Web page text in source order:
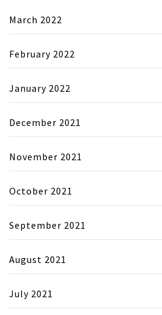
March 2022
February 2022
January 2022
December 2021
November 2021
October 2021
September 2021
August 2021
July 2021